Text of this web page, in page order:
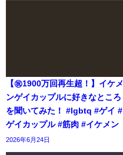
【㊗️1900万回再生超！】イケメ
ンゲイカップルに好きなところ
を聞いてみた！ #lgbtq #ゲイ #
ゲイカップル #筋肉 #イケメン
2026年6月24日